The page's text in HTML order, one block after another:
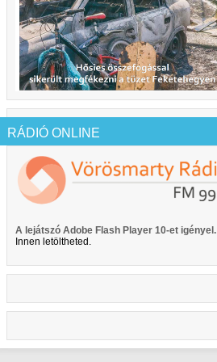
RÁDIÓ ONLINE
A lejátszó Adobe Flash Player 10-et igényel.
Innen letöltheted.